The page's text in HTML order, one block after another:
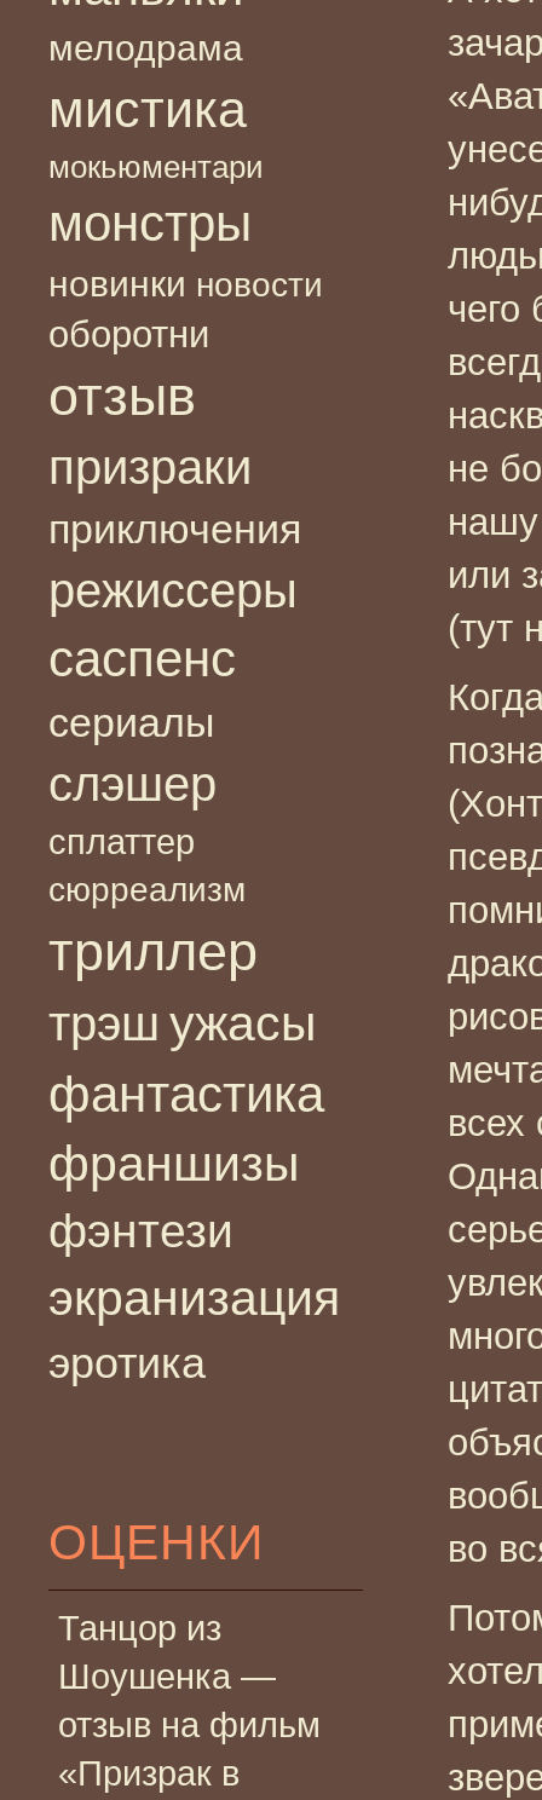
мелодрама
мистика
мокьюментари
монстры
новинки новости
оборотни
отзыв
призраки
приключения
режиссеры
саспенс
сериалы
слэшер
сплаттер
сюрреализм
триллер
трэш ужасы
фантастика
франшизы
фэнтези
экранизация
эротика
ОЦЕНКИ
Танцор из
Шоушенка —
отзыв на фильм
«Призрак в
чего
не
нашу
или
(тут
всех
во